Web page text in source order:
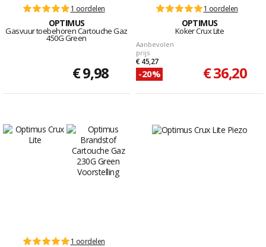
1 oordelen
OPTIMUS
Gasvuur toebehoren Cartouche Gaz
450G Green
€ 9,98
1 oordelen
OPTIMUS
Koker Crux Lite
Aanbevolen
prijs
€ 45,27
-20% € 36,20
1 oordelen